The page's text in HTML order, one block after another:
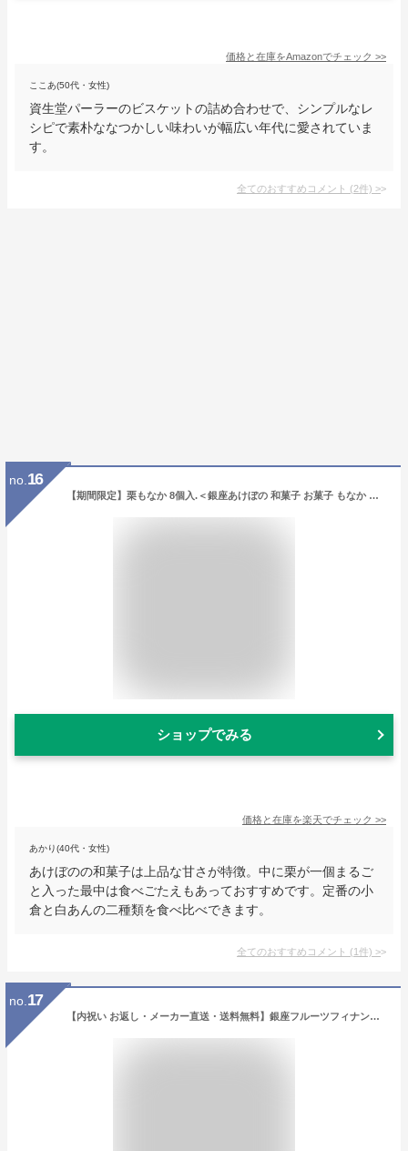
価格と在庫をAmazonでチェック >>
ここあ(50代・女性)
資生堂パーラーのビスケットの詰め合わせで、シンプルなレ
シピで素朴ななつかしい味わいが幅広い年代に愛されていま
す。
全てのおすすめコメント (2件) >
no. 16
【期間限定】栗もなか 8個入.＜銀座あけぼの 和菓子 お菓子 もなか 栗 小倉あん 白あん 詰合せ 手土産 ギフト プレゼント 詰め合わせ 個包装 お取り寄せ 自宅用 内祝い お祝い お返し お彼岸 お供え のし＞
ショップでみる
価格と在庫を楽天でチェック >>
あかり(40代・女性)
あけぼのの和菓子は上品な甘さが特徴。中に栗が一個まるご
と入った最中は食べごたえもあっておすすめです。定番の小
倉と白あんの二種類を食べ比べできます。
全てのおすすめコメント (1件) >
no. 17
【内祝い お返し・メーカー直送・送料無料】銀座フルーツフィナンシェ 12個 PGS-167【代引き後払い対応不可品※沖縄・離島送料別】 スィーツ＜※【入園内祝 初節句 出産内祝い 食品 出産祝い 出産 ギフト 結婚内祝い 香典返し 結婚式引き出物 法事 快気祝い 千疋屋 】＞